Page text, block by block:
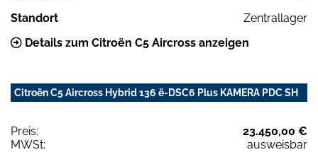
Standort
Zentrallager
Details zum Citroën C5 Aircross anzeigen
Citroën C5 Aircross Hybrid 136 ë-DSC6 Plus KAMERA PDC SH
Preis:
23.450,00 €
MWSt:
ausweisbar